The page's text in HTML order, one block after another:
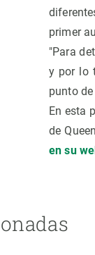
primer
"Para
y por lo
punto
En esta
de
en su